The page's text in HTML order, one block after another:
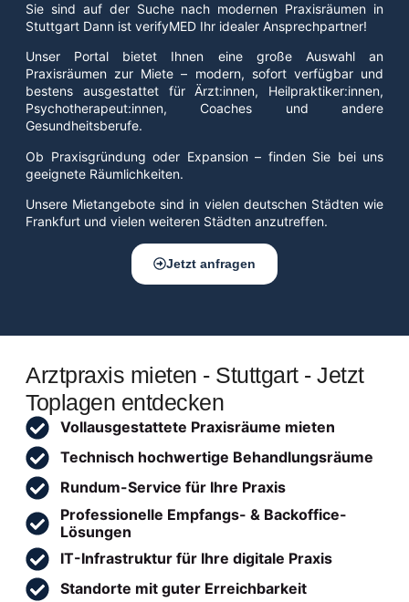
Sie sind auf der Suche nach modernen Praxisräumen in
Stuttgart Dann ist verifyMED Ihr idealer Ansprechpartner!
Unser Portal bietet Ihnen eine große Auswahl an
Praxisräumen zur Miete – modern, sofort verfügbar und
bestens ausgestattet für Ärzt:innen, Heilpraktiker:innen,
Psychotherapeut:innen, Coaches und andere
Gesundheitsberufe.
Ob Praxisgründung oder Expansion – finden Sie bei uns
geeignete Räumlichkeiten.
Unsere Mietangebote sind in vielen deutschen Städten wie
Frankfurt und vielen weiteren Städten anzutreffen.
Jetzt anfragen
Arztpraxis mieten - Stuttgart - Jetzt
Toplagen entdecken
Vollausgestattete Praxisräume mieten
Technisch hochwertige Behandlungsräume
Rundum-Service für Ihre Praxis
Professionelle Empfangs- & Backoffice-
Lösungen
IT-Infrastruktur für Ihre digitale Praxis
Standorte mit guter Erreichbarkeit